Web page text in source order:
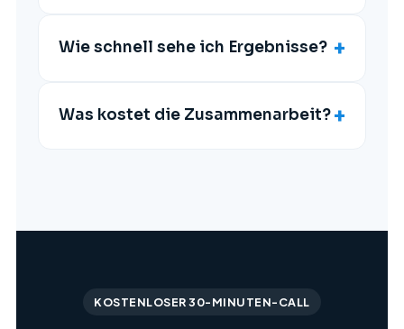
Wie schnell sehe ich Ergebnisse? +
Was kostet die Zusammenarbeit?+
KOSTENLOSER 30-MINUTEN-CALL